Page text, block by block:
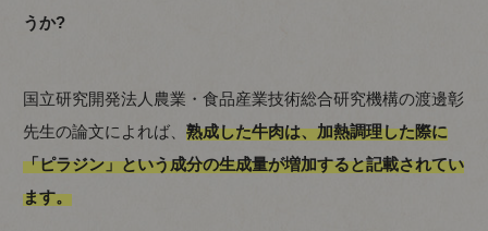
うか?
国立研究開発法人農業・食品産業技術総合研究機構の渡邊彰
先生の論文によれば、熟成した牛肉は、加熱調理した際に
「ピラジン」という成分の生成量が増加すると記載されてい
ます。